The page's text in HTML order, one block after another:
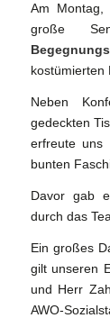
Am
große
kostümierten
Neben
gedeckten
erfreute uns
bunten
Davor gab
durch das
Ein großes
gilt unseren
und Herr
AWO-